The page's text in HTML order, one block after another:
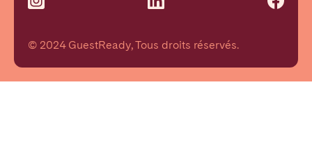
© 2024 GuestReady, Tous droits réservés.